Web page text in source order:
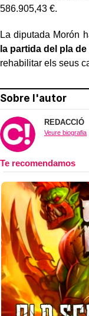
586.905,43 €.
La diputada Morón
la partida del pla
rehabilitar els seus
Sobre l'autor
REDACCIÓ
Veure biografia